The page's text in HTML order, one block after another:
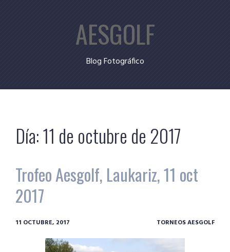
AESGOLF
Blog Fotográfico
Día:11 de octubre de 2017
Trofeo Aesgolf, Laukariz, 11 oct
2017
11 OCTUBRE, 2017 TORNEOS AESGOLF